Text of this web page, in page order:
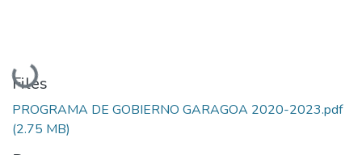
Loading...
Files
PROGRAMA DE GOBIERNO GARAGOA 2020-2023.pdf
(2.75 MB)